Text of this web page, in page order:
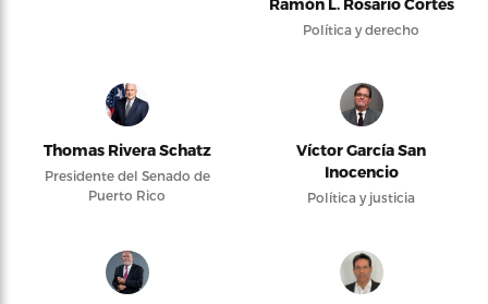
Ramón L. Rosario Cortés
Política y derecho
Thomas Rivera Schatz
Presidente del Senado de
Puerto Rico
Víctor García San
Inocencio
Política y justicia